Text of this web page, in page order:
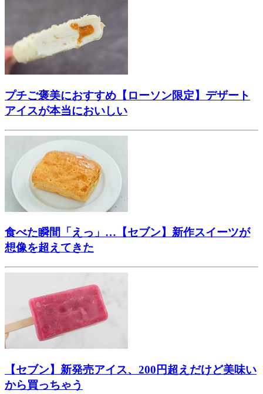
プチご褒美におすすめ【ローソン限定】デザート
アイスが本当においしい
食べた瞬間「えっ」…【セブン】新作スイーツが
想像を超えてきた
【セブン】新発売アイス、200円超えだけど美味い
から買っちゃう